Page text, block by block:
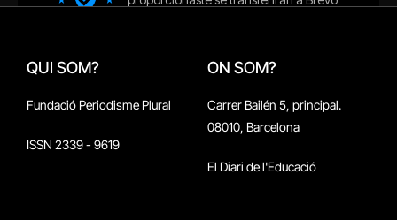
QUI SOM?
Fundació Periodisme Plural
ISSN 2339 - 9619
ON SOM?
Carrer Bailén 5, principal.
08010, Barcelona
El Diari de l'Educació